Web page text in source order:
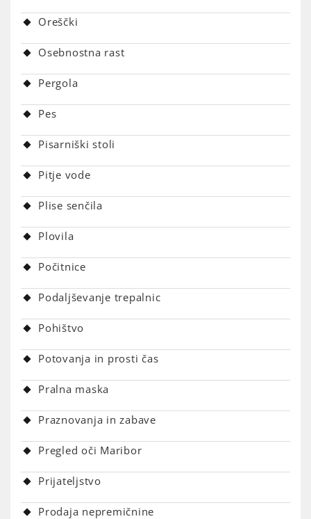
Oreščki
Osebnostna rast
Pergola
Pes
Pisarniški stoli
Pitje vode
Plise senčila
Plovila
Počitnice
Podaljševanje trepalnic
Pohištvo
Potovanja in prosti čas
Pralna maska
Praznovanja in zabave
Pregled oči Maribor
Prijateljstvo
Prodaja nepremičnine